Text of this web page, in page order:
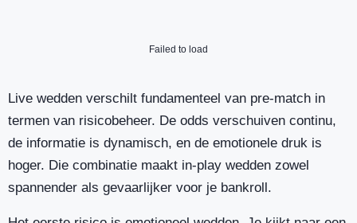
Failed to load
Live wedden verschilt fundamenteel van pre-match in
termen van risicobeheer. De odds verschuiven continu,
de informatie is dynamisch, en de emotionele druk is
hoger. Die combinatie maakt in-play wedden zowel
spannender als gevaarlijker voor je bankroll.